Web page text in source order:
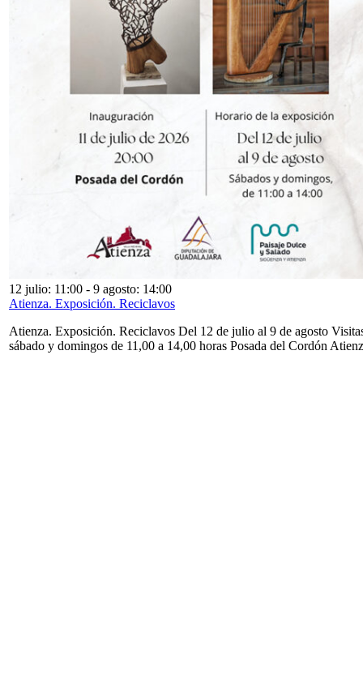
12 julio: 11:00 - 9 agosto: 14:00
Atienza. Exposición. Reciclavos
Atienza. Exposición. Reciclavos Del 12 de julio al 9 de agosto
sábado y domingos de 11,00 a 14,00 horas Posada del Cordón